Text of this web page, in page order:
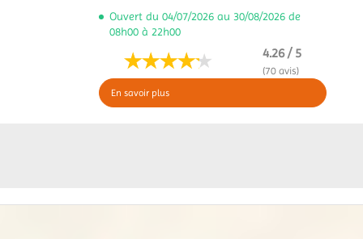
Ouvert du 04/07/2026 au 30/08/2026 de
08h00 à 22h00
4.26 / 5
(70 avis)
En savoir plus